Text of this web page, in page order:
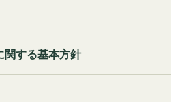
関する基本方針